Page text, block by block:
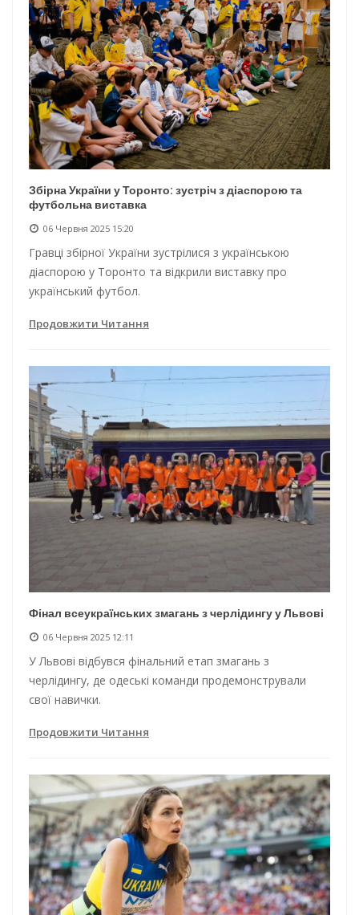
Збірна України у Торонто: зустріч з діаспорою та
футбольна виставка
06 Червня 2025 15:20
Гравці збірної України зустрілися з українською
діаспорою у Торонто та відкрили виставку про
український футбол.
Продовжити Читання
Фінал всеукраїнських змагань з черлідингу у Львові
06 Червня 2025 12:11
У Львові відбувся фінальний етап змагань з
черлідингу, де одеські команди продемонстрували
свої навички.
Продовжити Читання